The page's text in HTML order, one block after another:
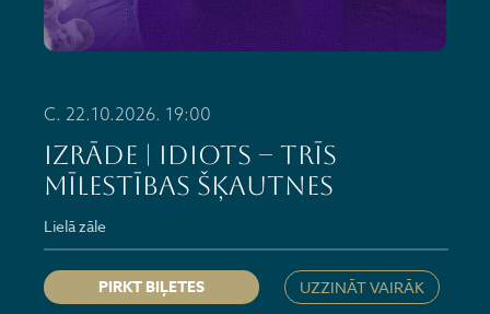
C. 22.10.2026. 19:00
IZRĀDE | Idiots – Trīs
mīlestības šķautnes
Lielā zāle
PIRKT BIĻETES UZZINĀT VAIRĀK